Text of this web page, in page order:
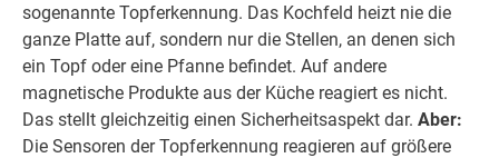
sogenannte Topferkennung. Das Kochfeld heizt nie die
ganze Platte auf, sondern nur die Stellen, an denen sich
ein Topf oder eine Pfanne befindet. Auf andere
magnetische Produkte aus der Küche reagiert es nicht.
Das stellt gleichzeitig einen Sicherheitsaspekt dar. Aber:
Die Sensoren der Topferkennung reagieren auf größere